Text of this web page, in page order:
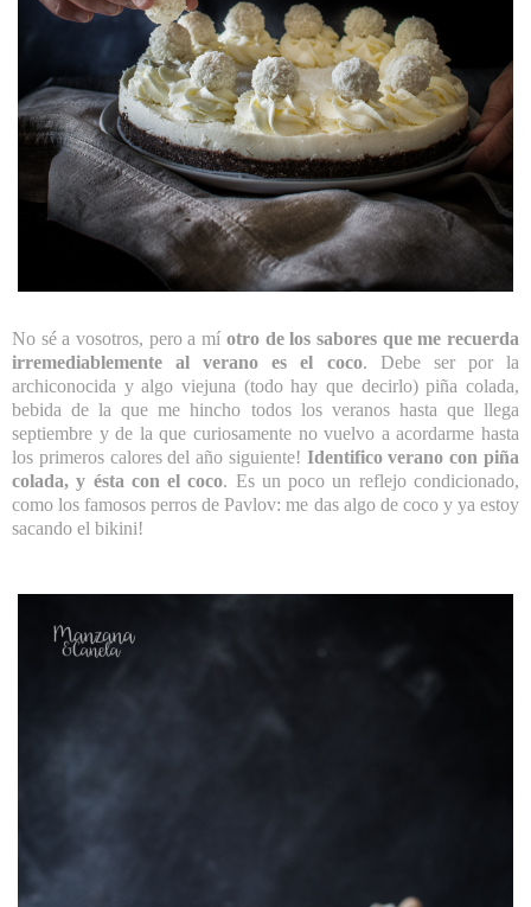
No sé a vosotros, pero a mí otro de los sabores que me recuerda
irremediablemente al verano es el coco. Debe ser por la
archiconocida y algo viejuna (todo hay que decirlo) piña colada,
bebida de la que me hincho todos los veranos hasta que llega
septiembre y de la que curiosamente no vuelvo a acordarme hasta
los primeros calores del año siguiente! Identifico verano con piña
colada, y ésta con el coco. Es un poco un reflejo condicionado,
como los famosos perros de Pavlov: me das algo de coco y ya estoy
sacando el bikini!